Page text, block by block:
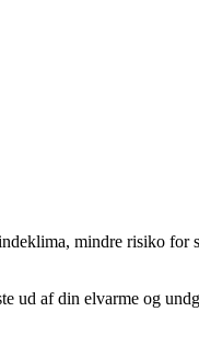
mindre risiko for
af din elvarme og